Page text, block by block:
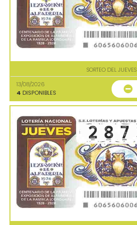
SORTEO DEL JUEVES
13/08/2026
4 DISPONIBLES